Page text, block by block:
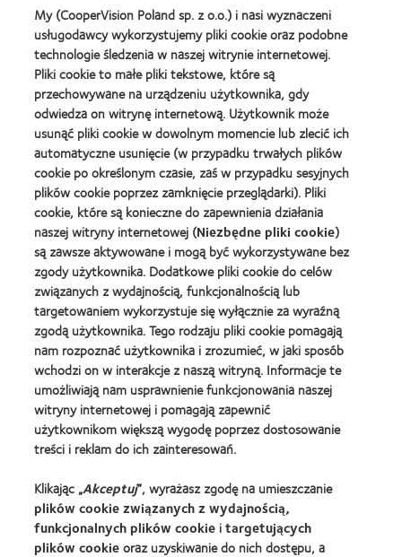
-
nagroda
dla
najlepszego
produktu
Silmo
d'Or
(2013)
Product
of
the
Year
(2013)
Learn
more
about
Best
Companies
for
Leaders
2010
i
2012
(2012)
Learn
more
about
2012
REBRAND
100®
Global
Award
(2012)
Learn
more
about
Lider
kontaktologii
Learn
more
about
Fundacja
Anny
Dymnej
Learn
more
about
BCLA
Industry
Award
Nasze Produkty
Znajdź soczewki dla siebie
Technologia soczewek kontaktowych
Znajdz Specjaliste
My (CooperVision Poland sp. z o.o.) i nasi wyznaczeni
usługodawcy wykorzystujemy pliki cookie oraz podobne
technologie śledzenia w naszej witrynie internetowej.
Pliki cookie to małe pliki tekstowe, które są
przechowywane na urządzeniu użytkownika, gdy
odwiedza on witrynę internetową. Użytkownik może
usunąć pliki cookie w dowolnym momencie lub zlecić ich
automatyczne usunięcie (w przypadku trwałych plików
cookie po określonym czasie, zaś w przypadku sesyjnych
plików cookie poprzez zamknięcie przeglądarki). Pliki
cookie, które są konieczne do zapewnienia działania
naszej witryny internetowej (Niezbędne pliki cookie)
są zawsze aktywowane i mogą być wykorzystywane bez
zgody użytkownika. Dodatkowe pliki cookie do celów
związanych z wydajnością, funkcjonalnością lub
targetowaniem wykorzystuje się wyłącznie za wyraźną
zgodą użytkownika. Tego rodzaju pliki cookie pomagają
nam rozpoznać użytkownika i zrozumieć, w jaki sposób
wchodzi on w interakcje z naszą witryną. Informacje te
umożliwiają nam usprawnienie funkcjonowania naszej
witryny internetowej i pomagają zapewnić
użytkownikom większą wygodę poprzez dostosowanie
treści i reklam do ich zainteresowań.
Klikając „Akceptuj”, wyrażasz zgodę na umieszczanie
plików cookie związanych z wydajnością,
funkcjonalnych plików cookie itargetujących
plików cookieoraz uzyskiwanie do nich dostępu, a